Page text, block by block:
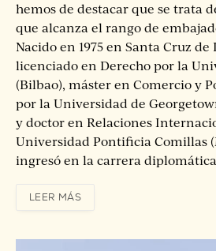
hemos de destacar que se trata
que alcanza el rango de
Nacido en 1975 en Santa Cruz de
licenciado en Derecho por la
(Bilbao), máster en Comercio y
por la Universidad de
y doctor en Relaciones
Universidad Pontificia Comillas
ingresó en la carrera
LEER MÁS